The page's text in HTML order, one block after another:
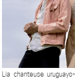
Lia chanteuse